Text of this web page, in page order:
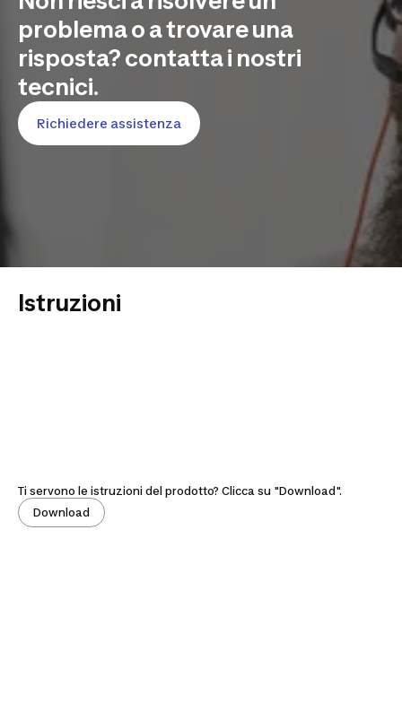
problema o a trovare una
risposta? contatta i nostri
tecnici.
Richiedere assistenza
Istruzioni
Ti servono le istruzioni del prodotto? Clicca su "Download".
Download